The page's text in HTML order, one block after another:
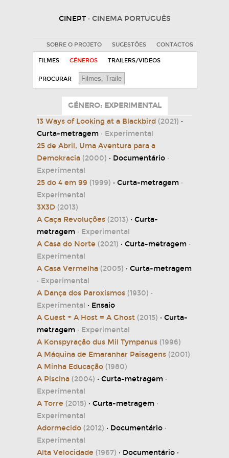
CINEPT · CINEMA PORTUGUÊS
SOBRE O PROJETO SUGESTÕES CONTACTOS
FILMES GÉNEROS TRAILERS/VIDEOS
PROCURAR
GÉNERO: EXPERIMENTAL
13 Ways of Looking at a Blackbird (2021) ·
Curta-metragem · Experimental
25 de Abril, Uma Aventura para a
Demokracia (2000) · Documentário ·
Experimental
25 do 4 em 99 (1999) · Curta-metragem ·
Experimental
3X3D (2013)
A Caça Revoluções (2013) · Curta-
metragem · Experimental
A Casa do Norte (2021) · Curta-metragem ·
Experimental
A Casa Vermelha (2005) · Curta-metragem
· Experimental
A Dança dos Paroxismos (1930) ·
Experimental · Ensaio
A Guest + A Host = A Ghost (2015) · Curta-
metragem · Experimental
A Konspyração dus Mil Tympanus (1996)
A Máquina de Emaranhar Paisagens (2001)
A Minha Educação (1980)
A Piscina (2004) · Curta-metragem ·
Experimental
A Torre (2015) · Curta-metragem ·
Experimental
Adormecido (2012) · Documentário ·
Experimental
Alta Velocidade (1967) · Documentário ·